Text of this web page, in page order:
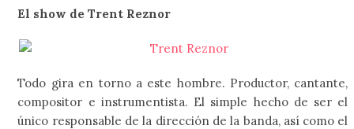
El show de Trent Reznor
Todo gira en torno a este hombre. Productor, cantante,
compositor e instrumentista. El simple hecho de ser el
único responsable de la dirección de la banda, así como el